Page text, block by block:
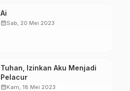
Ai
calendar_monthSab, 20 Mei 2023
Tuhan, Izinkan Aku Menjadi
Pelacur
calendar_monthKam, 18 Mei 2023